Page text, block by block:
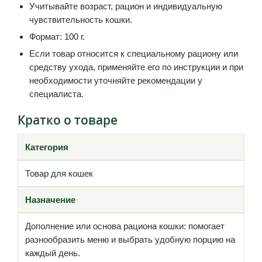
Учитывайте возраст, рацион и индивидуальную
чувствительность кошки.
Формат: 100 г.
Если товар относится к специальному рациону или
средству ухода, применяйте его по инструкции и при
необходимости уточняйте рекомендации у
специалиста.
Кратко о товаре
Категория
Товар для кошек
Назначение
Дополнение или основа рациона кошки: помогает
разнообразить меню и выбрать удобную порцию на
каждый день.